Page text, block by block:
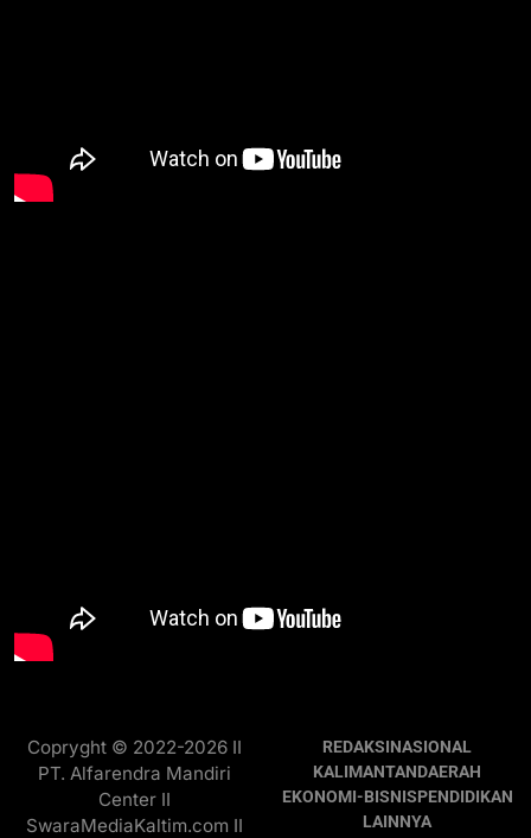
Copryght © 2022-2026 II
PT. Alfarendra Mandiri
Center II
SwaraMediaKaltim.com II
REDAKSINASIONAL
KALIMANTANDAERAH
EKONOMI-BISNISPENDIDIKAN
LAINNYA